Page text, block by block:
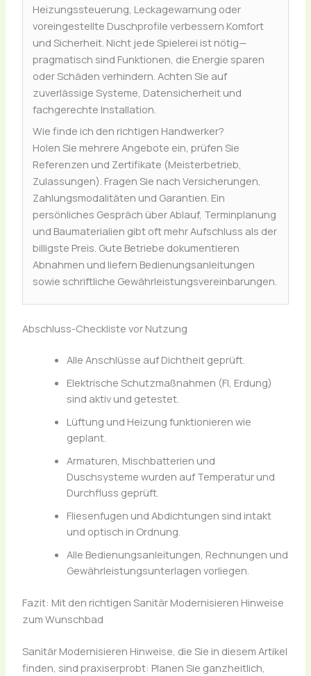
Heizungssteuerung, Leckagewarnung oder
voreingestellte Duschprofile verbessern Komfort
und Sicherheit. Nicht jede Spielerei ist nötig—
pragmatisch sind Funktionen, die Energie sparen
oder Schäden verhindern. Achten Sie auf
zuverlässige Systeme, Datensicherheit und
fachgerechte Installation.
Wie finde ich den richtigen Handwerker?
Holen Sie mehrere Angebote ein, prüfen Sie
Referenzen und Zertifikate (Meisterbetrieb,
Zulassungen). Fragen Sie nach Versicherungen,
Zahlungsmodalitäten und Garantien. Ein
persönliches Gespräch über Ablauf, Terminplanung
und Baumaterialien gibt oft mehr Aufschluss als der
billigste Preis. Gute Betriebe dokumentieren
Abnahmen und liefern Bedienungsanleitungen
sowie schriftliche Gewährleistungsvereinbarungen.
Abschluss-Checkliste vor Nutzung
Alle Anschlüsse auf Dichtheit geprüft.
Elektrische Schutzmaßnahmen (FI, Erdung)
sind aktiv und getestet.
Lüftung und Heizung funktionieren wie
geplant.
Armaturen, Mischbatterien und
Duschsysteme wurden auf Temperatur und
Durchfluss geprüft.
Fliesenfugen und Abdichtungen sind intakt
und optisch in Ordnung.
Alle Bedienungsanleitungen, Rechnungen und
Gewährleistungsunterlagen vorliegen.
Fazit: Mit den richtigen Sanitär Modernisieren Hinweise
zum Wunschbad
Sanitär Modernisieren Hinweise, die Sie in diesem Artikel
finden, sind praxiserprobt: Planen Sie ganzheitlich,